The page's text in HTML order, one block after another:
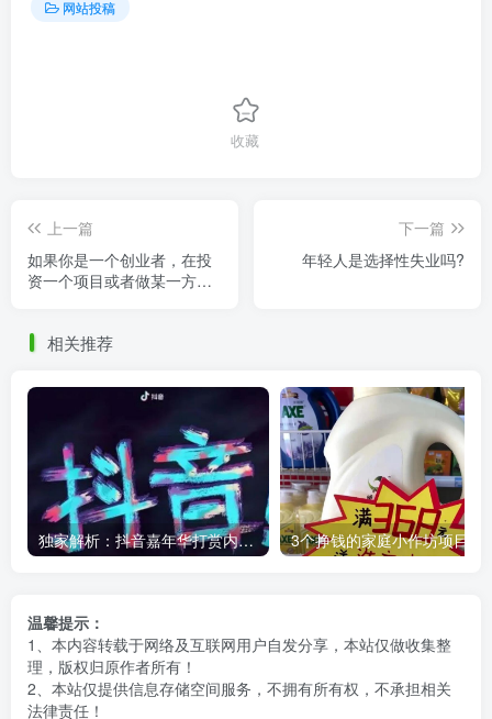
网站投稿
收藏
上一篇
如果你是一个创业者，在投
资一个项目或者做某一方面
吗？
下一篇
年轻人是选择性失业吗?
相关推荐
独家解析：抖音嘉年华打赏内幕，你知道主播能拿多少吗？
温馨提示：
1、本内容转载于网络及互联网用户自发分享，本站仅做收集整
理，版权归原作者所有！
2、本站仅提供信息存储空间服务，不拥有所有权，不承担相关
法律责任！